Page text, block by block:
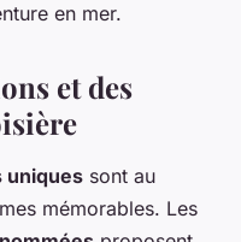
en mer.
et des
uniques sont au
mémorables. Les